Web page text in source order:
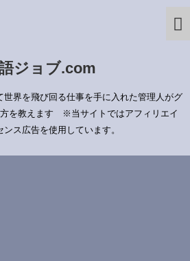
ジョブ.com
世界を飛び回る仕事を手に入れた管理人がグ
方を教えます ※当サイトではアフィリエイ
ンス広告を使用しています。